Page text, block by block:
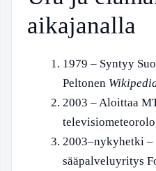
aikajanalla
1979 – Syntyy
Peltonen
2003 – Aloittaa
2003–nykyhetki –
sääpalveluyritys